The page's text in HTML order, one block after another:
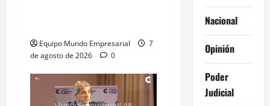
Equipo Mundo Empresarial
7
de agosto de 2026
0
Nacional
Opinión
Poder
Judicial